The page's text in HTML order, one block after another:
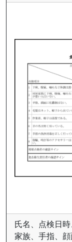
氏名、点検日
家族、手指、